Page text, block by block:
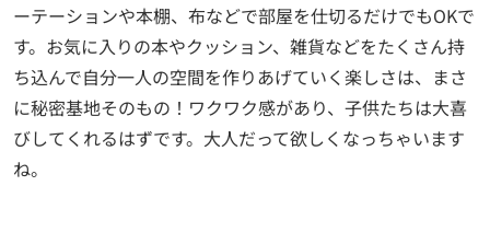
ーテーションや本棚、布などで部屋を仕切るだけでもOKで
す。お気に入りの本やクッション、雑貨などをたくさん持
ち込んで自分一人の空間を作りあげていく楽しさは、まさ
に秘密基地そのもの！ワクワク感があり、子供たちは大喜
びしてくれるはずです。大人だって欲しくなっちゃいます
ね。